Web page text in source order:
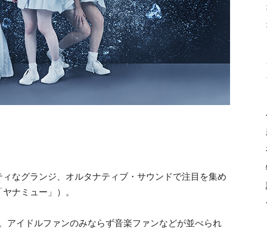
なグランジ、オルタナティブ・サウンドで注目を集め
ナミュー」）。
アイドルファンのみならず音楽ファンなどが並べられ